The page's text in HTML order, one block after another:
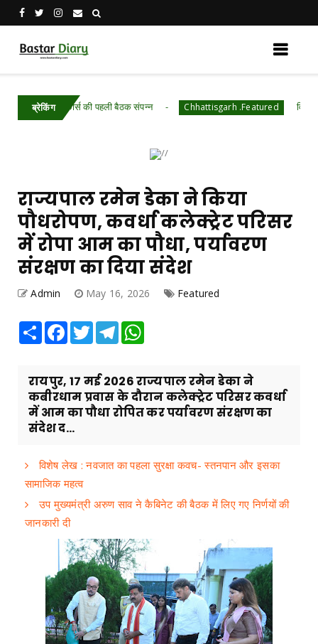
ब्रेकिंग
फोर्स की पहली बैठक संपन्न Chhattisgarh .Featured विशेष लेख : नवजात
राज्यपाल रमेन डेका ने किया
पौधरोपण, कवर्धा कलेक्ट्रेट परिसर
में रोपा आम का पौधा, पर्यावरण
संरक्षण का दिया संदेश
Admin May 16, 2026 Featured
Share Facebook
TwitterTelegram
रायपुर, 17 मई 2026 राज्यपाल रमेन डेका ने
कबीरधाम प्रवास के दौरान कलेक्ट्रेट परिसर कवर्धा
में आम का पौधा रोपित कर पर्यावरण संरक्षण का
संदेश द...
विशेष लेख : नवजात का पहला सुरक्षा कवच- स्तनपान और इसका
सामाजिक महत्व
उप मुख्यमंत्री अरुण साव ने कैबिनेट की बैठक में लिए गए निर्णयों की
जानकारी दी